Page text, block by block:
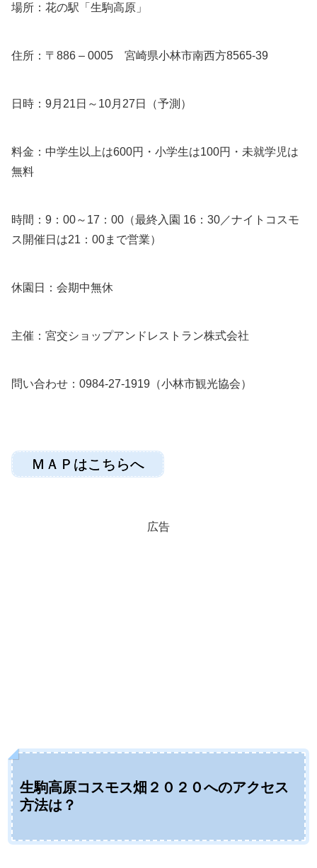
場所：花の駅「生駒高原」
住所：〒886 – 0005 宮崎県小林市南西方8565-39
日時：9月21日～10月27日（予測）
料金：中学生以上は600円・小学生は100円・未就学児は
無料
時間：9：00～17：00（最終入園 16：30／ナイトコスモ
ス開催日は21：00まで営業）
休園日：会期中無休
主催：宮交ショップアンドレストラン株式会社
問い合わせ：0984-27-1919（小林市観光協会）
ＭＡＰはこちらへ
広告
生駒高原コスモス畑２０２０へのアクセス
方法は？